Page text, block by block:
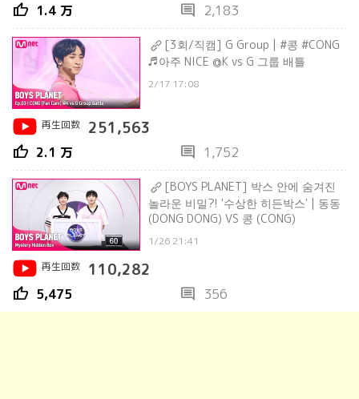
thumb_up 1.4 万 comment 2,183
[3회/직캠] G Group | #콩 #CONG
♬아주 NICE @K vs G 그룹 배틀
2/17 17:08
再生回数 251,563
thumb_up 2.1 万 comment 1,752
[BOYS PLANET] 박스 안에 숨겨진
놀라운 비밀?! '수상한 히든박스' | 동동
(DONG DONG) VS 콩 (CONG)
1/26 21:41
再生回数
110,282
thumb_up 5,475 comment 356